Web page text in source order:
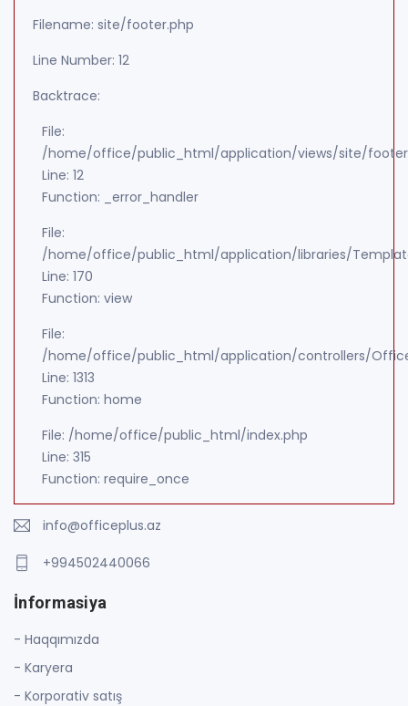
Filename: site/footer.php
Line Number: 12
Backtrace:
File:
/home/office/public_html/application/views/site/
Line: 12
Function: _error_handler
File:
/home/office/public_html/application/libraries/
Line: 170
Function: view
File:
/home/office/public_html/application/controllers/
Line: 1313
Function: home
File: /home/office/public_html/index.php
Line: 315
Function: require_once
info@officeplus.az
+994502440066
İnformasiya
- Haqqımızda
- Karyera
- Korporativ satış